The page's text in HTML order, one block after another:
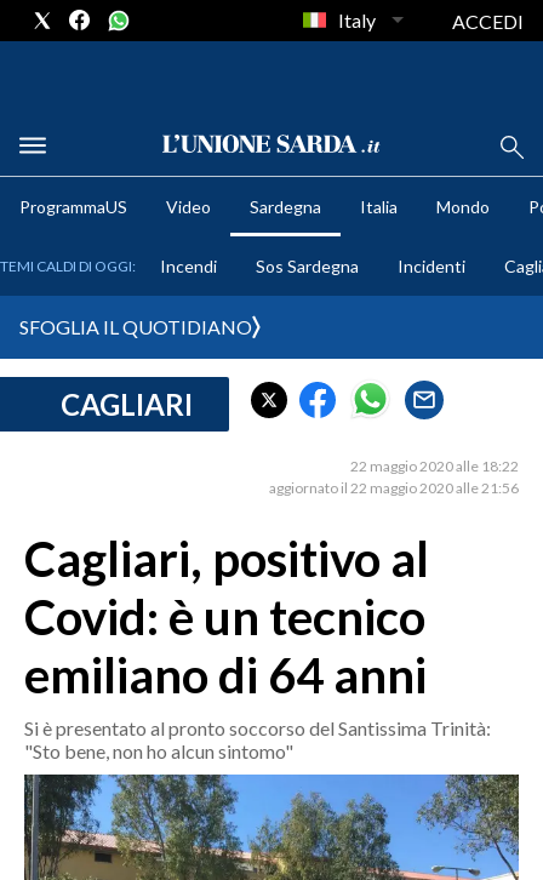
METEO
CRONACA SARDEGNA
MEDIO CAMPIDANO
ORISTANO E PROVINCIA
SASSARI E PROVINCIA
NUORO E PROVINCIA
OGLIASTRA
AGENDA
CRONACA
ITALIA
Italy ACCEDI
ProgrammaUS Video Sardegna Italia Mondo
TEMI CALDI DI OGGI: Incendi Sos Sardegna Incidenti
SFOGLIA IL QUOTIDIANO
CAGLIARI
22 maggio 2020 alle 18:22
aggiornato il 22 maggio 2020 alle 21:56
Cagliari, positivo al
Covid: è un tecnico
emiliano di 64 anni
Si è presentato al pronto soccorso del Santissima Trinità:
"Sto bene, non ho alcun sintomo"